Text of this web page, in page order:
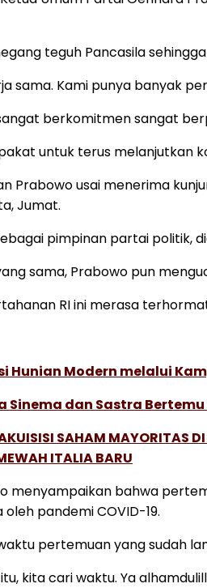
teguh Pancasila
sama. Kami punya banyak
berkomitmen sangat
untuk terus melanjutkan
Prabowo usai menerima
Jumat.
pimpinan partai politik,
sama, Prabowo pun
RI ini merasa
Hunian Modern melalui
Sinema dan Sastra
SAHAM MAYORITAS
ITALIA BARU
menyampaikan bahwa
pandemi COVID-19.
pertemuan yang sudah
kita cari waktu. Ya